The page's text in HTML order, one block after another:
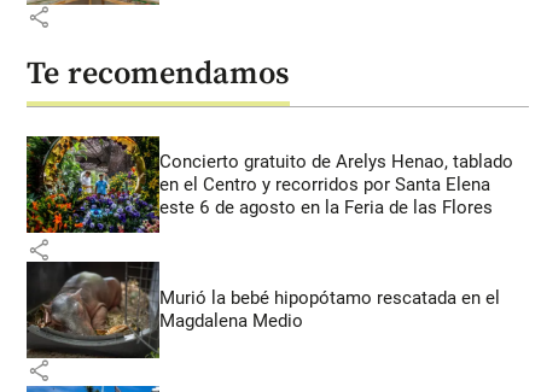
share
Te recomendamos
Concierto gratuito de Arelys Henao, tablado
en el Centro y recorridos por Santa Elena
este 6 de agosto en la Feria de las Flores
share
Murió la bebé hipopótamo rescatada en el
Magdalena Medio
share